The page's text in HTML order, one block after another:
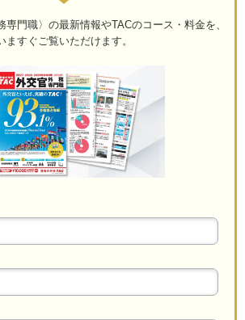
門職〉の最新情報やTACのコース・料金を、
すぐご覧いただけます。